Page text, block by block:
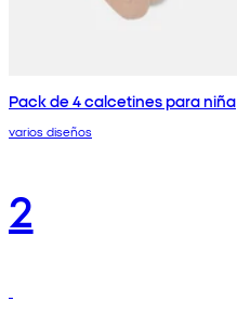
Pack de 4 calcetines para niña
varios diseños
2